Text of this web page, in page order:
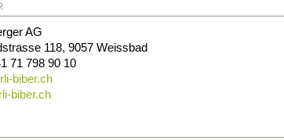
AG
118,9057 Weissbad
71 798 90 10
biber.ch
biber.ch